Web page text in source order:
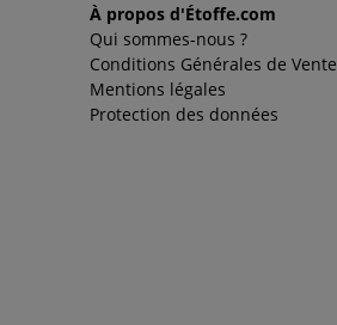
À propos d'Étoffe.com
Qui sommes-nous ?
Conditions Générales de Vente
Mentions légales
Protection des données